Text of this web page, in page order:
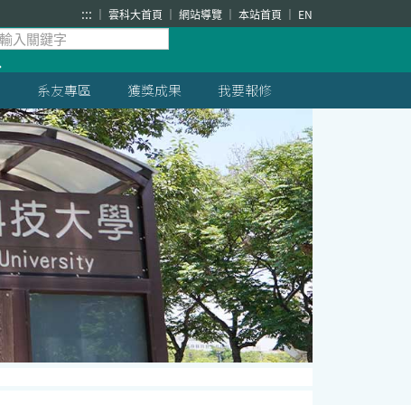
::: 雲科大首頁 網站導覽 本站首頁 EN
系友專區 獲獎成果 我要報修